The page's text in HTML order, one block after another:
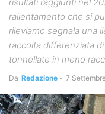
rallentamento che si
rileviamo segnala una
raccolta differenziata
tonnellate in meno
Da Redazione - 7